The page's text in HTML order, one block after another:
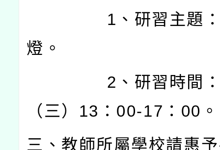
1 、研習主題
燈。
2 、研習時間
（三） 13 ： 00-17 ： 00 。
三、教師所屬學校請惠